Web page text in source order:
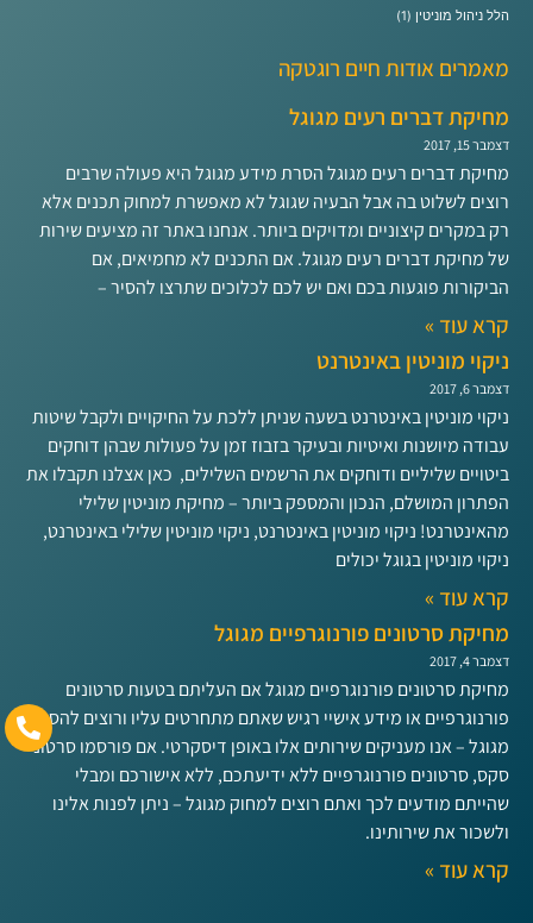
הלל ניהול מוניטין (1)
מאמרים אודות חיים רוגטקה
מחיקת דברים רעים מגוגל
דצמבר 15, 2017
מחיקת דברים רעים מגוגל הסרת מידע מגוגל היא פעולה שרבים
רוצים לשלוט בה אבל הבעיה שגוגל לא מאפשרת למחוק תכנים אלא
רק במקרים קיצוניים ומדויקים ביותר. אנחנו באתר זה מציעים שירות
של מחיקת דברים רעים מגוגל. אם התכנים לא מחמיאים, אם
הביקורות פוגעות בכם ואם יש לכם לכלוכים שתרצו להסיר –
קרא עוד »
ניקוי מוניטין באינטרנט
דצמבר 6, 2017
ניקוי מוניטין באינטרנט בשעה שניתן ללכת על החיקויים ולקבל שיטות
עבודה מיושנות ואיטיות ובעיקר בזבוז זמן על פעולות שבהן דוחקים
ביטויים שליליים ודוחקים את הרשמים השלילים, כאן אצלנו תקבלו את
הפתרון המושלם, הנכון והמספק ביותר – מחיקת מוניטין שלילי
מהאינטרנט! ניקוי מוניטין באינטרנט, ניקוי מוניטין שלילי באינטרנט,
ניקוי מוניטין בגוגל יכולים
קרא עוד »
מחיקת סרטונים פורנוגרפיים מגוגל
דצמבר 4, 2017
מחיקת סרטונים פורנוגרפיים מגוגל אם העליתם בטעות סרטונים
פורנוגרפיים או מידע אישיי רגיש שאתם מתחרטים עליו ורוצים להסיר
מגוגל – אנו מעניקים שירותים אלו באופן דיסקרטי. אם פורסמו סרטוני
סקס, סרטונים פורנוגרפיים ללא ידיעתכם, ללא אישורכם ומבלי
שהייתם מודעים לכך ואתם רוצים למחוק מגוגל – ניתן לפנות אלינו
ולשכור את שירותינו.
קרא עוד »